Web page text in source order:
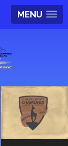
MENU